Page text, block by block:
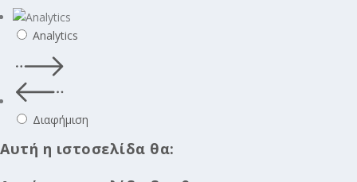
Analytics
Διαφήμιση
Αυτή η ιστοσελίδα θα: